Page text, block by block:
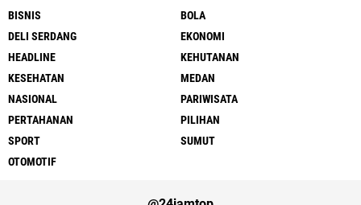
BISNIS
BOLA
DELI SERDANG
EKONOMI
HEADLINE
KEHUTANAN
KESEHATAN
MEDAN
NASIONAL
PARIWISATA
PERTAHANAN
PILIHAN
SPORT
SUMUT
OTOMOTIF